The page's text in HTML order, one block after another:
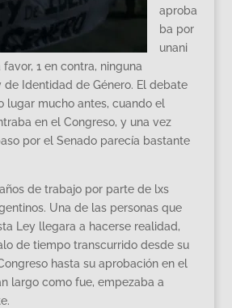
aproba
ba por
unani
1 en contra, ninguna
de Identidad de Género. El debate
lugar mucho antes, cuando el
en el Congreso, y una vez
por el Senado parecía bastante
de trabajo por parte de lxs
Una de las personas que
Ley llegara a hacerse realidad,
de tiempo transcurrido desde su
hasta su aprobación en el
largo como fue, empezaba a